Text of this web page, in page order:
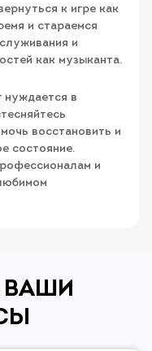
к игре как
и стараемся
и
как музыканта.
нуждается в
восстановить и
состояние.
и
ВАШИ